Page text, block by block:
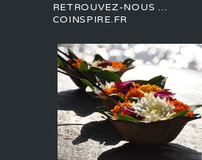
RETROUVEZ-NOUS …
COINSPIRE.FR